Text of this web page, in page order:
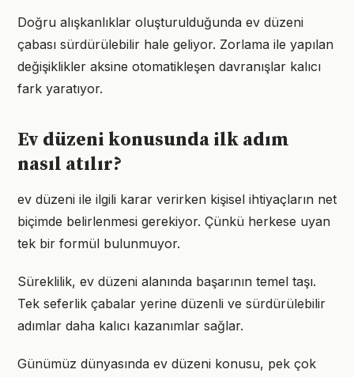
Doğru alışkanlıklar oluşturulduğunda ev düzeni
çabası sürdürülebilir hale geliyor. Zorlama ile yapılan
değişiklikler aksine otomatikleşen davranışlar kalıcı
fark yaratıyor.
Ev düzeni konusunda ilk adım
nasıl atılır?
ev düzeni ile ilgili karar verirken kişisel ihtiyaçların net
biçimde belirlenmesi gerekiyor. Çünkü herkese uyan
tek bir formül bulunmuyor.
Süreklilik, ev düzeni alanında başarının temel taşı.
Tek seferlik çabalar yerine düzenli ve sürdürülebilir
adımlar daha kalıcı kazanımlar sağlar.
Günümüz dünyasında ev düzeni konusu, pek çok